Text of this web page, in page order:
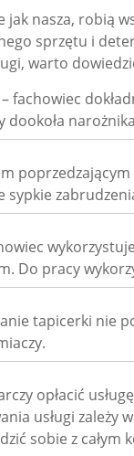
jak nasza, robią
sprzętu i
warto
– fachowiec
Do pracy
tapicerki nie
opłacić
usługi zależy
sobie z